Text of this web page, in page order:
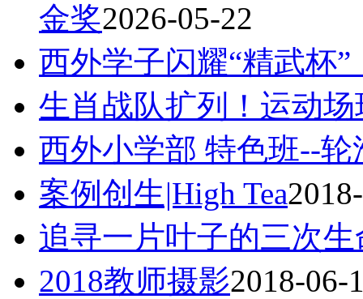
金奖2026-05-22
西外学子闪耀“精武杯
生肖战队扩列！运动
西外小学部 特色班--
案例创生|High Tea
追寻一片叶子的三次
2018教师摄影2018-06-